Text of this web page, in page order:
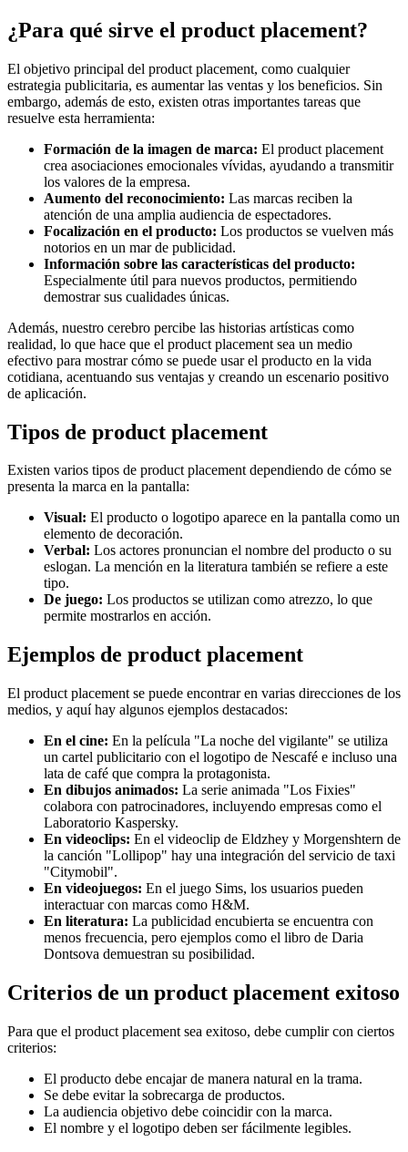
¿Para qué sirve el product placement?
El objetivo principal del product placement, como cualquier
estrategia publicitaria, es aumentar las ventas y los beneficios. Sin
embargo, además de esto, existen otras importantes tareas que
resuelve esta herramienta:
Formación de la imagen de marca: El product placement
crea asociaciones emocionales vívidas, ayudando a transmitir
los valores de la empresa.
Aumento del reconocimiento: Las marcas reciben la
atención de una amplia audiencia de espectadores.
Focalización en el producto: Los productos se vuelven más
notorios en un mar de publicidad.
Información sobre las características del producto:
Especialmente útil para nuevos productos, permitiendo
demostrar sus cualidades únicas.
Además, nuestro cerebro percibe las historias artísticas como
realidad, lo que hace que el product placement sea un medio
efectivo para mostrar cómo se puede usar el producto en la vida
cotidiana, acentuando sus ventajas y creando un escenario positivo
de aplicación.
Tipos de product placement
Existen varios tipos de product placement dependiendo de cómo se
presenta la marca en la pantalla:
Visual: El producto o logotipo aparece en la pantalla como un
elemento de decoración.
Verbal: Los actores pronuncian el nombre del producto o su
eslogan. La mención en la literatura también se refiere a este
tipo.
De juego: Los productos se utilizan como atrezzo, lo que
permite mostrarlos en acción.
Ejemplos de product placement
El product placement se puede encontrar en varias direcciones de los
medios, y aquí hay algunos ejemplos destacados:
En el cine: En la película "La noche del vigilante" se utiliza
un cartel publicitario con el logotipo de Nescafé e incluso una
lata de café que compra la protagonista.
En dibujos animados: La serie animada "Los Fixies"
colabora con patrocinadores, incluyendo empresas como el
Laboratorio Kaspersky.
En videoclips: En el videoclip de Eldzhey y Morgenshtern de
la canción "Lollipop" hay una integración del servicio de taxi
"Citymobil".
En videojuegos: En el juego Sims, los usuarios pueden
interactuar con marcas como H&M.
En literatura: La publicidad encubierta se encuentra con
menos frecuencia, pero ejemplos como el libro de Daria
Dontsova demuestran su posibilidad.
Criterios de un product placement exitoso
Para que el product placement sea exitoso, debe cumplir con ciertos
criterios:
El producto debe encajar de manera natural en la trama.
Se debe evitar la sobrecarga de productos.
La audiencia objetivo debe coincidir con la marca.
El nombre y el logotipo deben ser fácilmente legibles.